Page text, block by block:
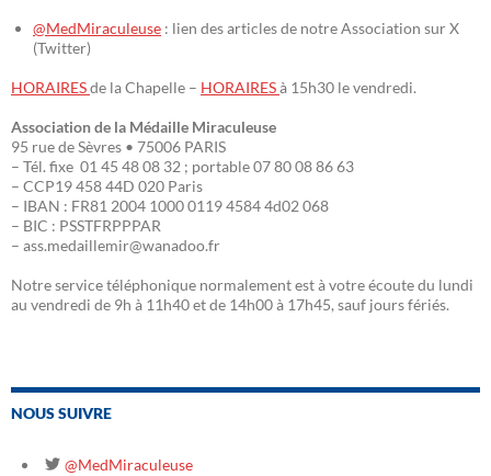
@MedMiraculeuse : lien des articles de notre Association sur X
(Twitter)
HORAIRESde la Chapelle – HORAIRESà 15h30 le vendredi.
Association de la Médaille Miraculeuse
95 rue de Sèvres • 75006 PARIS
– Tél. fixe 01 45 48 08 32 ; portable 07 80 08 86 63
– CCP19 458 44D 020 Paris
– IBAN : FR81 2004 1000 0119 4584 4d02 068
– BIC : PSSTFRPPPAR
– ass.medaillemir@wanadoo.fr
Notre service téléphonique normalement est à votre écoute du lundi
au vendredi de 9h à 11h40 et de 14h00 à 17h45, sauf jours fériés.
NOUS SUIVRE
@MedMiraculeuse